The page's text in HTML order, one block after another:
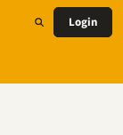
Login